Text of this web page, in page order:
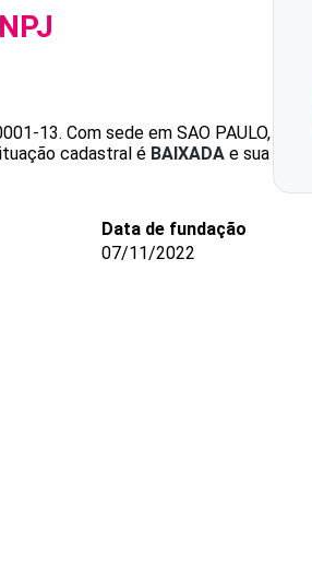
13. Com sede em SAO PAULO,
cadastral é BAIXADA e sua
Data de fundação
07/11/2022